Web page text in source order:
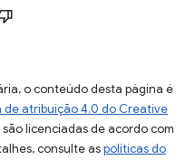
o conteúdo desta página é
de atribuição 4.0 do Creative
licenciadas de acordo com
consulte aspolíticas do